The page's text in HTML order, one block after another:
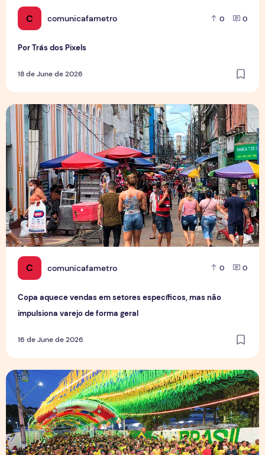
C comunicafametro 0 0
Por Trás dos Pixels
18 de June de 2026
C comunicafametro 0 0
Copa aquece vendas em setores específicos, mas não
impulsiona varejo de forma geral
16 de June de 2026
Copa aquece vendas em setores específicos, mas não
Tradição das Ruas da Copa mobiliza moradores e